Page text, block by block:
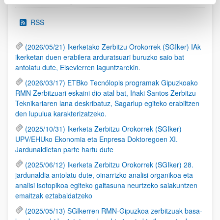
RSS
(2026/05/21) Ikerketako Zerbitzu Orokorrek (SGIker) IAk
ikerketan duen erabilera arduratsuari buruzko saio bat
antolatu dute, Elsevierren laguntzarekin.
(2026/03/17) ETBko Tecnólopis programak Gipuzkoako
RMN Zerbitzuari eskaini dio atal bat, Iñaki Santos Zerbitzu
Teknikariaren lana deskribatuz, Sagarlup egiteko erabiltzen
den lupulua karakterizatzeko.
(2025/10/31) Ikerketa Zerbitzu Orokorrek (SGIker)
UPV/EHUko Ekonomia eta Enpresa Doktoregoen XI.
Jardunaldietan parte hartu dute
(2025/06/12) Ikerketa Zerbitzu Orokorrek (SGIker) 28.
jardunaldia antolatu dute, oinarrizko analisi organikoa eta
analisi isotopikoa egiteko gaitasuna neurtzeko saiakuntzen
emaitzak eztabaidatzeko
(2025/05/13) SGIkerren RMN-Gipuzkoa zerbitzuak basa-